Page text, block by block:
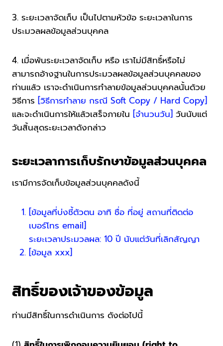
3. ระยะเวลาจัดเก็บ เป็นไปตามหัวข้อ ระยะเวลาในการ
ประมวลผลข้อมูลส่วนบุคคล
4. เมื่อพ้นระยะเวลาจัดเก็บ หรือ เราไม่มีสิทธิ์หรือไม่
สามารถอ้างฐานในการประมวลผลข้อมูลส่วนบุคคลของ
ท่านแล้ว เราจะดำเนินการทำลายข้อมูลส่วนบุคคลนั้นด้วย
วิธีการ [วิธีการทำลาย กรณี Soft Copy / Hard Copy]
และจะดำเนินการให้แล้วเสร็จภายใน [จำนวนวัน] วันนับแต่
วันสิ้นสุดระยะเวลาดังกล่าว
ระยะเวลาการเก็บรักษาข้อมูลส่วนบุคคล
เรามีการจัดเก็บข้อมูลส่วนบุคคลดังนี้
[ข้อมูลที่บ่งชี้ตัวตน อาทิ ชื่อ ที่อยู่ สถานที่ติดต่อ
เบอร์โทร email]
ระยะเวลาประมวลผล: 10 ปี นับแต่วันที่เลิกสัญญา
[ข้อมูล xxx]
สิทธิ์ของเจ้าของข้อมูล
ท่านมีสิทธิ์ในการดำเนินการ ดังต่อไปนี้